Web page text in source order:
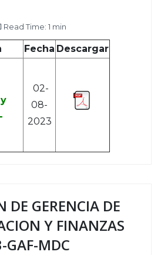
Read Time: 1 min
Fecha Descargar
02-
08-
2023
DE GERENCIA DE
Y FINANZAS
GAF-MDC